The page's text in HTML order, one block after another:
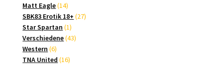
Matt Eagle 1414
Produkte
SBK83 Erotik 18+ 2727
Star Spartan 11
Produkt
Verschiedene 4343
Western 66
Produkte
TNA United 1616